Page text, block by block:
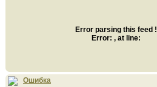
Error parsing this feed !
Error: , at line:
Ошибка